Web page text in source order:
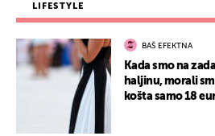
LIFESTYLE
BAŠ EFEKTNA
Kada smo na
haljinu, morali
košta samo 18